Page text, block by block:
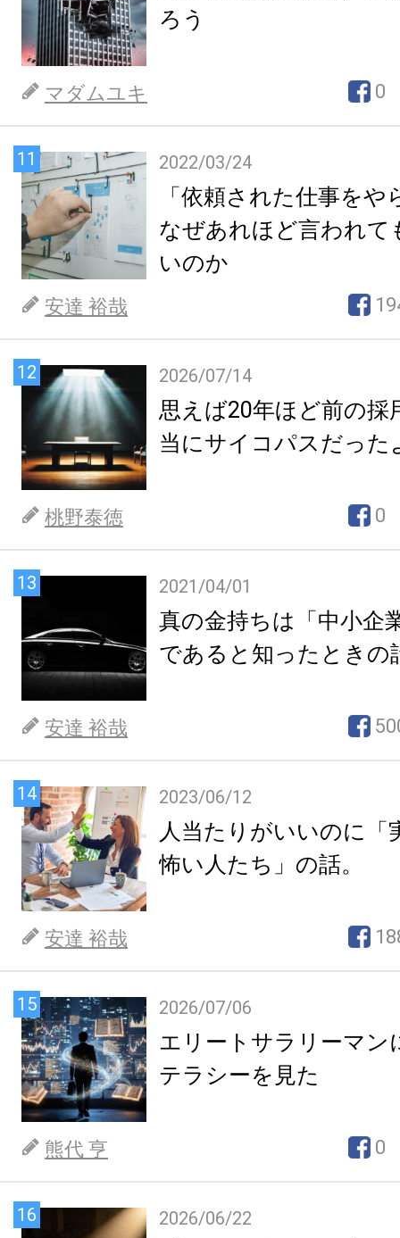
ろう
マダムユキ 0
11 2022/03/24
「依頼された仕事を
なぜあれほど言われて
いのか
安達 裕哉
12 2026/07/14
思えば20年ほど前の採
当にサイコパスだった
桃野泰徳 0
13 2021/04/01
真の金持ちは「中小企
であると知ったときの
安達 裕哉
14 2023/06/12
人当たりがいいのに「
怖い人たち」の話。
安達 裕哉
15 2026/07/06
エリートサラリーマン
テラシーを見た
熊代 亨 0
16 2026/06/22